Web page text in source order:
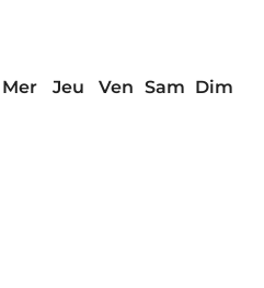
Mer Jeu Ven Sam Dim